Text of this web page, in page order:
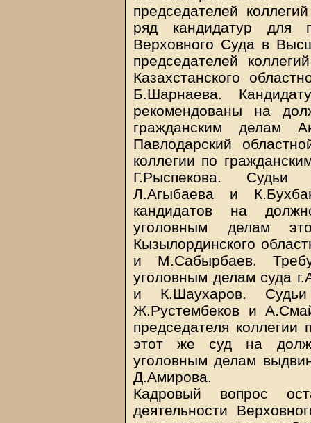
председателей
ряд кандидатур для
Верховного Суда в
председателей
Казахстанского
Б.Шарнаева.
рекомендованы на
гражданским делам
Павлодарский
коллегии по
Г.Рыспекова. Судьи
Л.Агыбаева и
кандидатов на
уголовным делам
Кызылординского
и М.Сабырбаев.
уголовным делам суда
и К.Шаухаров. Судьи
Ж.Рустембеков и
председателя коллегии
этот же суд на
уголовным делам
Д.Амирова.
Кадровый вопрос
деятельности